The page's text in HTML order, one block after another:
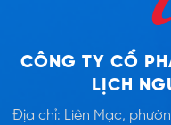
CÔNG TY CỔ
LỊCH
Địa chỉ: Liên Mạc,